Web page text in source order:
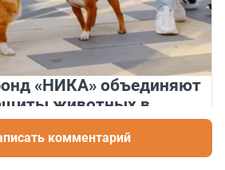
«НИКА» объединяют
животных в
биоразнообразия
комментарий